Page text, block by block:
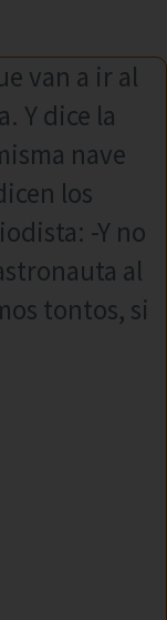
van a ir al
Y dice la
nave
los
-Y no
al
tontos, si